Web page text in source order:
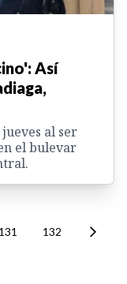
Así
al ser
el bulevar
131 132